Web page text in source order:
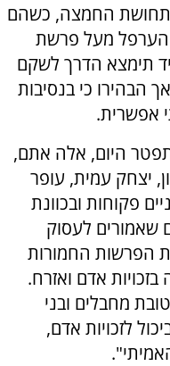
החמצה, כשהם
הערפל מעל פרשת
תימצא הדרך לשקם
הבהירו כי בנסיבות
אפשרית.
היום, אלה אתם,
יצחק עמית, עופר
פקוחות ובכוונת
שאמורים לעסוק
הפרשות החמורות
אדם ואזרח.
מחבלים ובני
לזכויות אדם,